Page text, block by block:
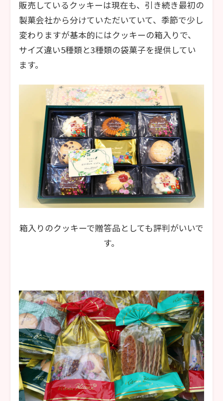
販売しているクッキーは現在も、引き続き最初の
製菓会社から分けていただいていて、季節で少し
変わりますが基本的にはクッキーの箱入りで、
サイズ違い5種類と3種類の袋菓子を提供してい
ます。
箱入りのクッキーで贈答品としても評判がいいで
す。